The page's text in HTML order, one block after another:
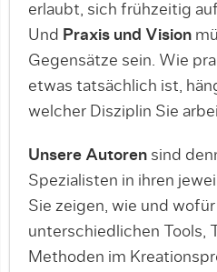
erlaubt, sich frühzeitig
Und Praxis und Vision
Gegensätze sein. Wie
etwas tatsächlich ist,
welcher Disziplin Sie
Unsere Autoren sind
Spezialisten in ihren
Sie zeigen, wie und
unterschiedlichen Tools,
Methoden im